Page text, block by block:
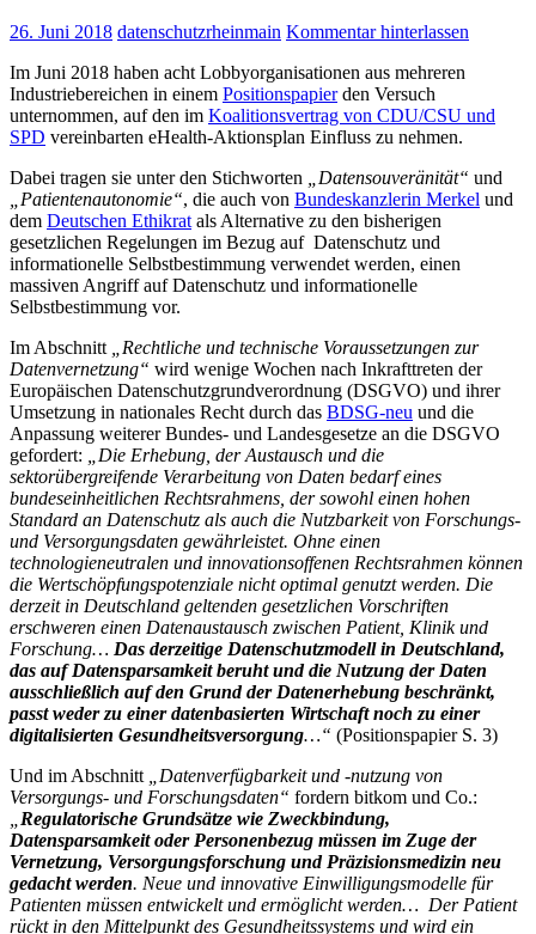
Angriff
Datenschutz
und
informationelle
Selbstbestimmung
im
Gesundheitswesen
26. Juni 2018 datenschutzrheinmain Kommentar hinterlassen
Im Juni 2018 haben acht Lobbyorganisationen aus mehreren
Industriebereichen in einem Positionspapierden Versuch
unternommen, auf den im Koalitionsvertrag von CDU/CSU und
SPD vereinbarten eHealth-Aktionsplan Einfluss zu nehmen.
Dabei tragen sie unter den Stichworten
„Datensouveränität“ und
„Patientenautonomie“, die auch von Bundeskanzlerin Merkel und
dem Deutschen Ethikrat als Alternative zu den bisherigen
gesetzlichen Regelungen im Bezug auf Datenschutz und
informationelle Selbstbestimmung verwendet werden, einen
massiven Angriff auf Datenschutz und informationelle
Selbstbestimmung vor.
Im Abschnitt
„Rechtliche und technische Voraussetzungen zur
Datenvernetzung“ wird wenige Wochen nach Inkrafttreten der
Europäischen Datenschutzgrundverordnung (DSGVO) und ihrer
Umsetzung in nationales Recht durch das BDSG-neu und die
Anpassung weiterer Bundes- und Landesgesetze an die DSGVO
gefordert:
„Die Erhebung, der Austausch und die
sektorübergreifende Verarbeitung von Daten bedarf eines
bundeseinheitlichen Rechtsrahmens, der sowohl einen hohen
Standard an Datenschutz als auch die Nutzbarkeit von Forschungs-
und Versorgungsdaten gewährleistet. Ohne einen
technologieneutralen und innovationsoffenen Rechtsrahmen können
die Wertschöpfungspotenziale nicht optimal genutzt werden. Die
derzeit in Deutschland geltenden gesetzlichen Vorschriften
erschweren einen Datenaustausch zwischen Patient, Klinik und
Forschung… Das derzeitige Datenschutzmodell in Deutschland,
das auf Datensparsamkeit beruht und die Nutzung der Daten
ausschließlich auf den Grund der Datenerhebung beschränkt,
passt weder zu einer datenbasierten Wirtschaft noch zu einer
digitalisierten Gesundheitsversorgung…“ (Positionspapier S. 3)
Und im Abschnitt
„Datenverfügbarkeit und -nutzung von
Versorgungs- und Forschungsdaten“ fordern bitkom und Co.:
Regulatorische Grundsätze wie Zweckbindung,
Datensparsamkeit oder Personenbezug müssen im Zuge der
Vernetzung, Versorgungsforschung und Präzisionsmedizin neu
gedacht werden. Neue und innovative Einwilligungsmodelle für
Patienten müssen entwickelt und ermöglicht werden… Der Patient
rückt in den Mittelpunkt des Gesundheitssystems und wird ein